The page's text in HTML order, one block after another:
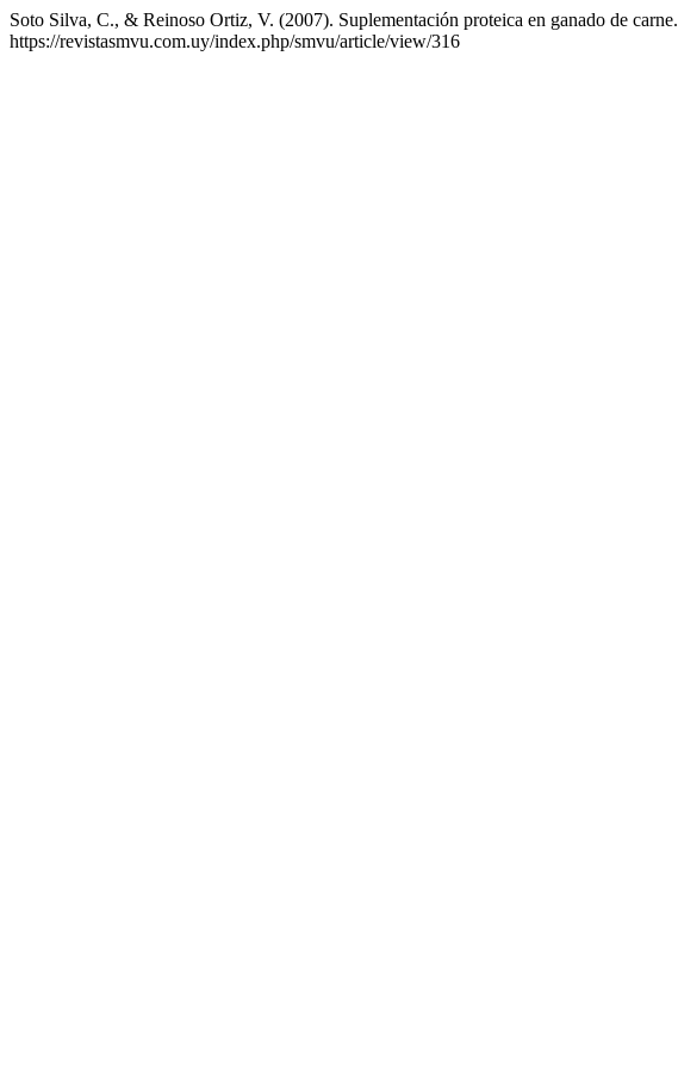
Soto Silva, C., & Reinoso Ortiz, V. (2007). Suplementación proteica en ganado de carne.
https://revistasmvu.com.uy/index.php/smvu/article/view/316